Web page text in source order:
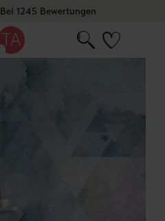
Bei 1245 Bewertungen